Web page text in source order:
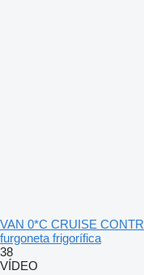
VAN 0*C CRUISE
furgoneta frigorífica
38
VÍDEO